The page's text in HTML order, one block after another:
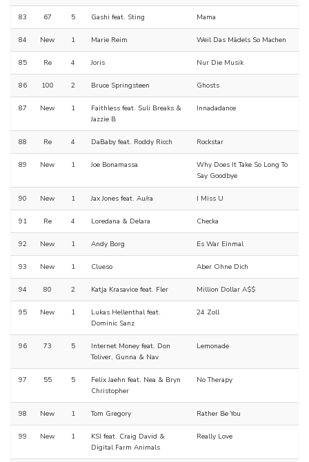
83 67 5 Gashi feat. Sting Mama
84 New 1 Marie Reim Weil Das Mädels So Machen
85 Re 4 Joris Nur Die Musik
86 100 2 Bruce Springsteen Ghosts
87 New 1
Faithless feat. Suli Breaks &
Jazzie B
Innadadance
88 Re 4 DaBaby feat. Roddy Ricch Rockstar
89 New 1 Joe Bonamassa
Why Does It Take So Long To
Say Goodbye
90 New 1 Jax Jones feat. Au/ra I Miss U
91 Re 4 Loredana & Delara Checka
92 New 1 Andy Borg Es War Einmal
93 New 1 Clueso Aber Ohne Dich
94 80 2 Katja Krasavice feat. Fler Million Dollar A$$
95 New 1
Lukas Hellenthal feat.
Dominic Sanz
24 Zoll
96 73 5
Internet Money feat. Don
Toliver, Gunna & Nav
Lemonade
97 55 5
Felix Jaehn feat. Nea & Bryn
Christopher
No Therapy
98 New 1 Tom Gregory Rather Be You
99 New 1
KSI feat. Craig David &
Digital Farm Animals
Really Love